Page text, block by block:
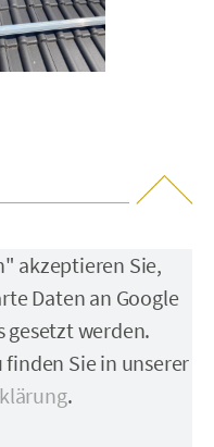
akzeptieren Sie,
Daten an Google
gesetzt werden.
Sie in unserer
.